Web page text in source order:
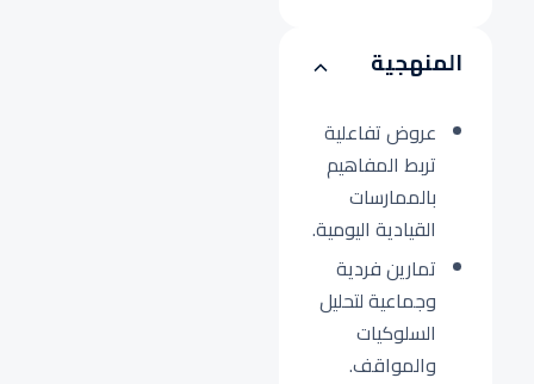
المنهجية
عروض تفاعلية
تربط المفاهيم
بالممارسات
القيادية اليومية.
تمارين فردية
وجماعية لتحليل
السلوكيات
والمواقف.